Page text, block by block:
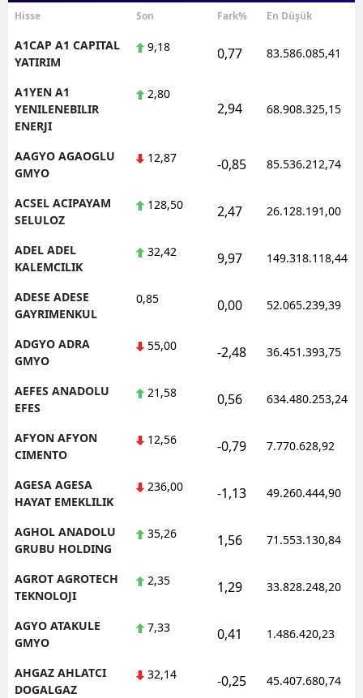
Denizli
Diyarbakır
Elazığ
Eskişehir
Gümüşhane
Hakkari
Mersin
Kırşehir
Hisse Son Fark% En Düşük
A1CAP A1 CAPITAL
YATIRIM
9,18 0,77 83.586.085,41
A1YEN A1
YENILENEBILIR
ENERJI
2,80
2,94 68.908.325,15
AAGYO AGAOGLU
GMYO
12,87 -0,85 85.536.212,74
ACSEL ACIPAYAM
SELULOZ
128,50 2,47 26.128.191,00
ADEL ADEL
KALEMCILIK
32,42 9,97 149.318.118,44
ADESE ADESE
GAYRIMENKUL
0,85 0,00 52.065.239,39
ADGYO ADRA
GMYO
55,00 -2,48 36.451.393,75
AEFES ANADOLU
EFES
21,58 0,56 634.480.253,24
AFYON AFYON
CIMENTO
12,56 -0,79 7.770.628,92
AGESA AGESA
HAYAT EMEKLILIK
236,00 -1,13 49.260.444,90
AGHOL ANADOLU
GRUBU HOLDING
35,26 1,56 71.553.130,84
AGROT AGROTECH
TEKNOLOJI
2,35 1,29 33.828.248,20
AGYO ATAKULE
GMYO
7,33 0,41 1.486.420,23
AHGAZ AHLATCI
DOGALGAZ
32,14 -0,25 45.407.680,74